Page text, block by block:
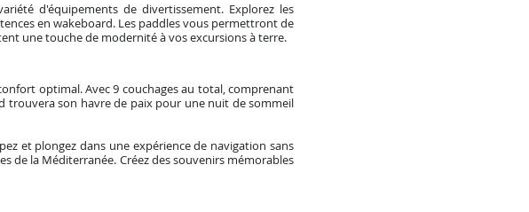
d'équipements de divertissement. Explorez les
en wakeboard. Les paddles vous permettront de
une touche de modernité à vos excursions à terre.
optimal. Avec 9 couchages au total, comprenant
trouvera son havre de paix pour une nuit de sommeil
et plongez dans une expérience de navigation sans
de la Méditerranée. Créez des souvenirs mémorables